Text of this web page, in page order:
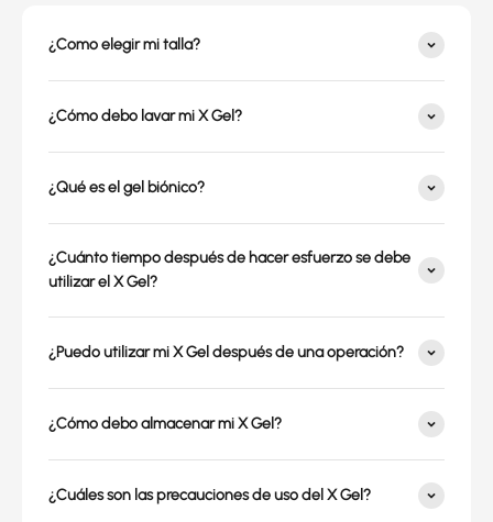
¿Como elegir mi talla?
¿Cómo debo lavar mi X Gel?
¿Qué es el gel biónico?
¿Cuánto tiempo después de hacer esfuerzo se debe
utilizar el X Gel?
¿Puedo utilizar mi X Gel después de una operación?
¿Cómo debo almacenar mi X Gel?
¿Cuáles son las precauciones de uso del X Gel?